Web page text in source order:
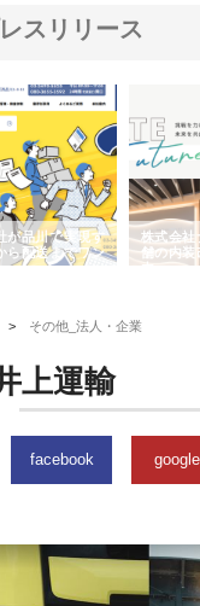
スリリース
が品川で実現す
ら配送までワン
株式会社
舗の内装
由
> その他_法人・企業
上運輸
facebook